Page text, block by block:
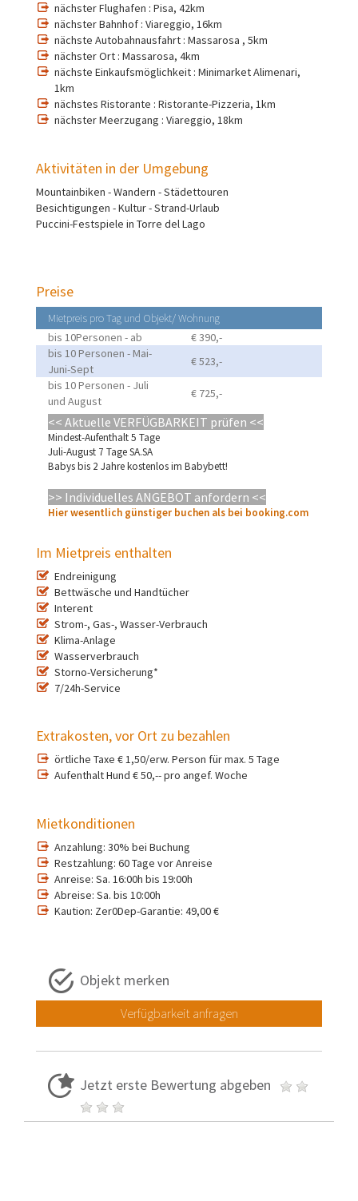
nächster Flughafen : Pisa, 42km
nächster Bahnhof : Viareggio, 16km
nächste Autobahnausfahrt : Massarosa , 5km
nächster Ort : Massarosa, 4km
nächste Einkaufsmöglichkeit : Minimarket Alimenari,
1km
nächstes Ristorante : Ristorante-Pizzeria, 1km
nächster Meerzugang : Viareggio, 18km
Aktivitäten in der Umgebung
Mountainbiken - Wandern - Städettouren
Besichtigungen - Kultur - Strand-Urlaub
Puccini-Festspiele in Torre del Lago
Preise
Mietpreis pro Tag und Objekt/ Wohnung
bis 10Personen - ab
€ 390,-
bis 10 Personen - Mai-
Juni-Sept
€ 523,-
bis 10 Personen - Juli
und August
€ 725,-
<< Aktuelle VERFÜGBARKEIT prüfen <<
Mindest-Aufenthalt 5 Tage
Juli-August 7 Tage SA.SA
Babys bis 2 Jahre kostenlos im Babybett!
>> Individuelles ANGEBOT anfordern <<
Hier wesentlich günstiger buchen als bei booking.com
Im Mietpreis enthalten
Endreinigung
Bettwäsche und Handtücher
Interent
Strom-, Gas-, Wasser-Verbrauch
Klima-Anlage
Wasserverbrauch
Storno-Versicherung*
7/24h-Service
Extrakosten, vor Ort zu bezahlen
örtliche Taxe € 1,50/erw. Person für max. 5 Tage
Aufenthalt Hund € 50,-- pro angef. Woche
Mietkonditionen
Anzahlung: 30% bei Buchung
Restzahlung: 60 Tage vor Anreise
Anreise: Sa. 16:00h bis 19:00h
Abreise: Sa. bis 10:00h
Kaution: Zer0Dep-Garantie: 49,00 €
Objekt merken
Verfügbarkeit anfragen
Jetzt erste Bewertung abgeben